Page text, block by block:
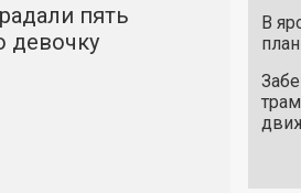
пять
девочку
В